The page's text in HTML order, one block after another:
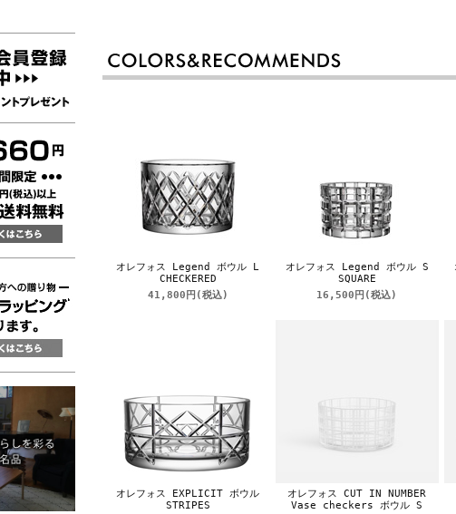
オレフォス Legend ボウル L
CHECKERED
41,800円 (税込)
オレフォス Legend ボウル S
SQUARE
16,500円 (税込)
オレフォス EXPLICIT ボウル
STRIPES
オレフォス CUT IN NUMBER
Vase checkers ボウル S